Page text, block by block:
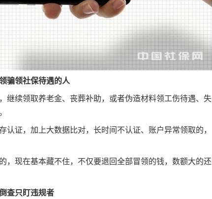
骗领社保待遇的人
继续领取养老金、丧葬补助，或者伪造材料领工伤待遇、失
认证，加上大数据比对，长时间不认证、账户异常领取的，
，现在基本藏不住，不仅要退回全部冒领的钱，数额大的还
查只盯违规者